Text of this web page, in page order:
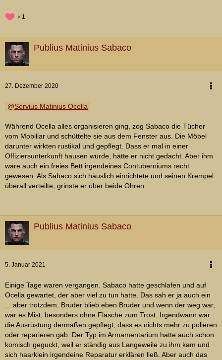
1
Publius Matinius Sabaco
27. Dezember 2020
Servius Matinius Ocella
Während Ocella alles organisieren ging, zog Sabaco die Tücher
vom Mobiliar und schüttelte sie aus dem Fenster aus. Die Möbel
darunter wirkten rustikal und gepflegt. Dass er mal in einer
Offiziersunterkunft hausen würde, hätte er nicht gedacht. Aber ihm
wäre auch ein freies Bett irgendeines Contuberniums recht
gewesen. Als Sabaco sich häuslich einrichtete und seinen Krempel
überall verteilte, grinste er über beide Ohren.
Publius Matinius Sabaco
5. Januar 2021
Einige Tage waren vergangen. Sabaco hatte geschlafen und auf
Ocella gewartet, der aber viel zu tun hatte. Das sah er ja auch ein
... aber trotzdem. Bruder blieb eben Bruder und wenn der weg war,
war es Mist, besonders ohne Flasche zum Trost. Irgendwann war
die Ausrüstung dermaßen gepflegt, dass es nichts mehr zu polieren
oder reparieren gab. Der Typ im Armamentarium hatte auch schon
komisch geguckt, weil er ständig aus Langeweile zu ihm kam und
sich haarklein irgendeine Reparatur erklären ließ. Aber auch das